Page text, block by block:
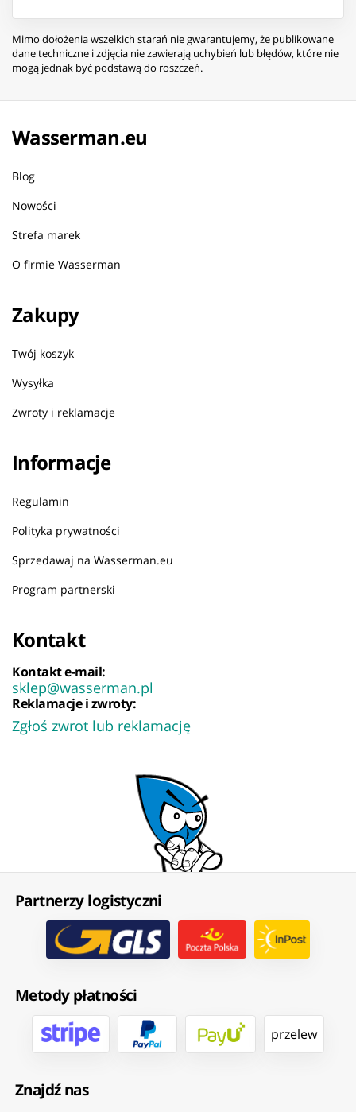
Mimo dołożenia wszelkich starań nie gwarantujemy, że publikowane
dane techniczne i zdjęcia nie zawierają uchybień lub błędów, które nie
mogą jednak być podstawą do roszczeń.
Wasserman.eu
Blog
Nowości
Strefa marek
O firmie Wasserman
Zakupy
Twój koszyk
Wysyłka
Zwroty i reklamacje
Informacje
Regulamin
Polityka prywatności
Sprzedawaj na Wasserman.eu
Program partnerski
Kontakt
Kontakt e-mail:
sklep@wasserman.pl
Reklamacje i zwroty:
Zgłoś zwrot lub reklamację
Partnerzy logistyczni
Metody płatności
przelew
Znajdź nas